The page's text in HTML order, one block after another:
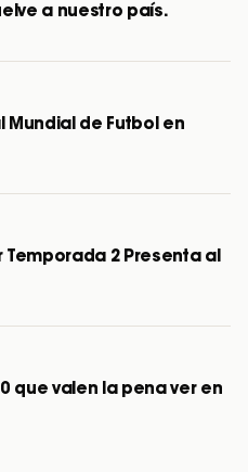
a nuestro país.
Mundial de Futbol en
2 Presenta al
que valen la pena ver en